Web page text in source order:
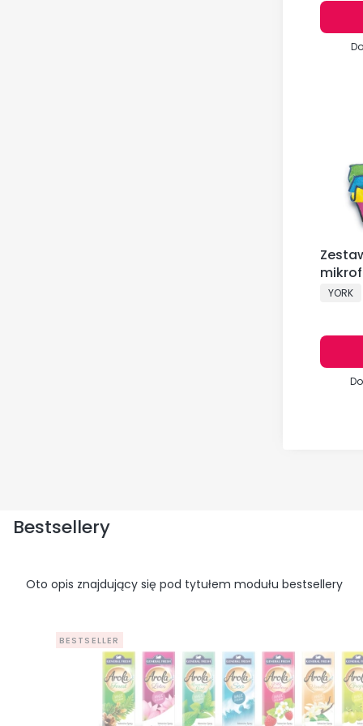
YORK
Bestsellery
Oto opis znajdujący się pod tytułem modułu bestsellery
BESTSELLER